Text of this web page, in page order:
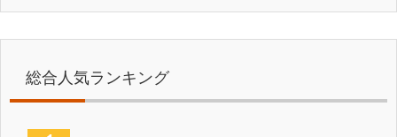
総合人気ランキング